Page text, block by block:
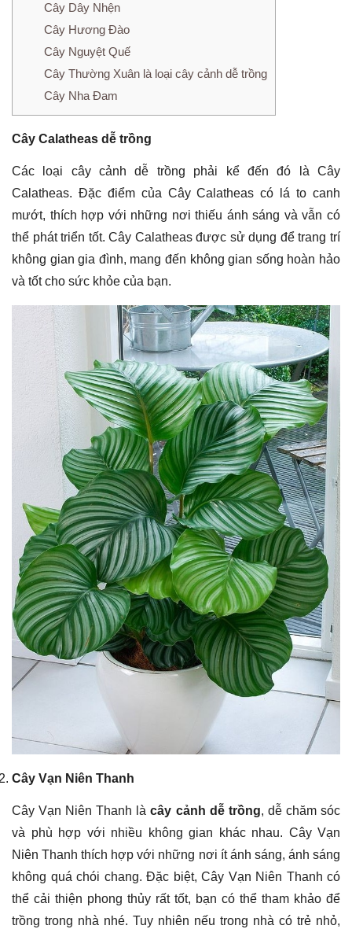
Cây Dây Nhện
Cây Hương Đào
Cây Nguyệt Quế
Cây Thường Xuân là loại cây cảnh dễ trồng
Cây Nha Đam
Cây Calatheas dễ trồng
Các loại cây cảnh dễ trồng phải kể đến đó là Cây
Calatheas. Đặc điểm của Cây Calatheas có lá to canh
mướt, thích hợp với những nơi thiếu ánh sáng và vẫn có
thể phát triển tốt. Cây Calatheas được sử dụng để trang trí
không gian gia đình, mang đến không gian sống hoàn hảo
và tốt cho sức khỏe của bạn.
Cây Vạn Niên Thanh
Cây Vạn Niên Thanh làcây cảnh dễ trồng, dễ chăm sóc
và phù hợp với nhiều không gian khác nhau. Cây Vạn
Niên Thanh thích hợp với những nơi ít ánh sáng, ánh sáng
không quá chói chang. Đặc biệt, Cây Vạn Niên Thanh có
thể cải thiện phong thủy rất tốt, bạn có thể tham khảo để
trồng trong nhà nhé. Tuy nhiên nếu trong nhà có trẻ nhỏ,